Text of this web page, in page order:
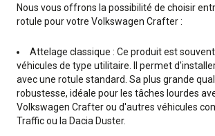
Nous vous offrons la possibilité de choisir
rotule pour votre Volkswagen Crafter :
Attelage classique : Ce produit est
véhicules de type utilitaire. Il permet
avec une rotule standard. Sa plus grande
robustesse, idéale pour les tâches lourdes
Volkswagen Crafter ou d'autres véhicules
Traffic ou la Dacia Duster.